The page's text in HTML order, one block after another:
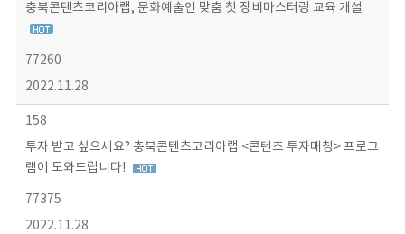
충북콘텐츠코리아랩, 문화예술인 맞춤 첫 장비마스터링 교육 개설
77260
2022.11.28
158
투자 받고 싶으세요? 충북콘텐츠코리아랩 <콘텐츠 투자매칭> 프로그
램이 도와드립니다!
77375
2022.11.28